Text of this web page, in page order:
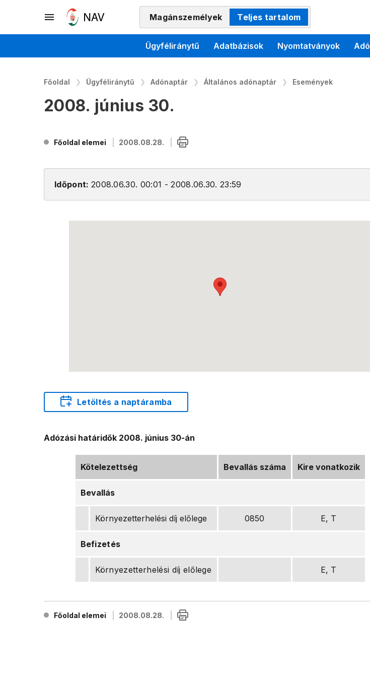
Magánszemélyek Teljes tartalom
Ügyféliránytű Adatbázisok Nyomtatványok Adó
Főoldal Ügyféliránytű Adónaptár Általános adónaptár Események
2008. június 30.
Főoldal elemei 2008.08.28.
Időpont: 2008.06.30. 00:01 - 2008.06.30. 23:59
Letöltés a naptáramba
Adózási határidők 2008. június 30-án
Kötelezettség Bevallás száma Kire vonatkozik
Bevallás
Környezetterhelési díj előlege 0850 E, T
Befizetés
Környezetterhelési díj előlege E, T
Főoldal elemei 2008.08.28.